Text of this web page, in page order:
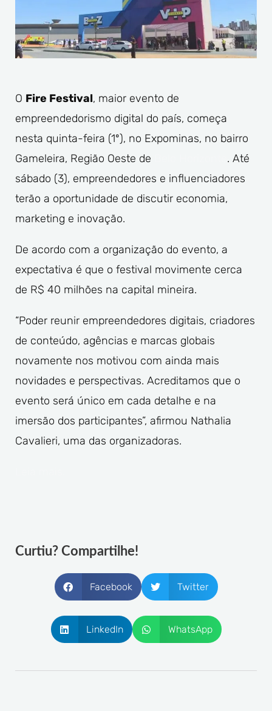
O Fire Festival, maior evento de
empreendedorismo digital do país, começa
nesta quinta-feira (1º), no Expominas, no bairro
Gameleira, Região Oeste de
. Até
sábado (3), empreendedores e influenciadores
terão a oportunidade de discutir economia,
marketing e inovação.
De acordo com a organização do evento, a
expectativa é que o festival movimente cerca
de R$ 40 milhões na capital mineira.
“Poder reunir empreendedores digitais, criadores
de conteúdo, agências e marcas globais
novamente nos motivou com ainda mais
novidades e perspectivas. Acreditamos que o
evento será único em cada detalhe e na
imersão dos participantes”, afirmou Nathalia
Cavalieri, uma das organizadoras.
Curtiu? Compartilhe!
Facebook Twitter
LinkedIn WhatsApp